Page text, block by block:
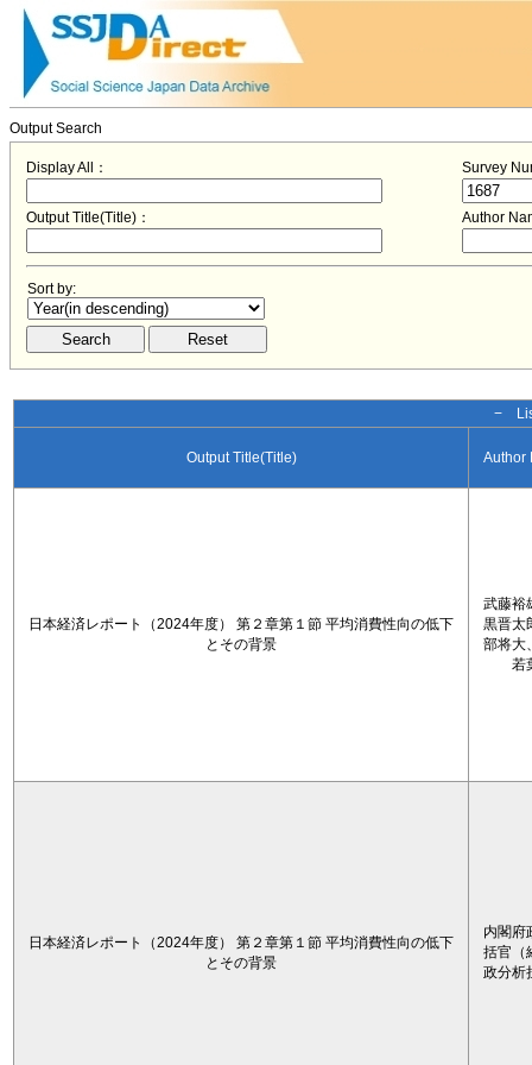
Output Search
Display All： Survey
Output Title(Title)： Author
Sort by:
−
Output Title(Title) Author
日本経済レポート（2024年度） 第２章第１節 平均消費性向の低下
とその背景
武藤裕
黒晋太
部将大
若
日本経済レポート（2024年度） 第２章第１節 平均消費性向の低下
とその背景
内閣府
括官（
政分析